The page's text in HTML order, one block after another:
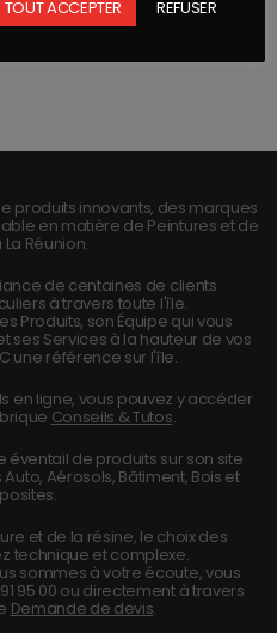
produits innovants, des marques
en matière de Peintures et de
Réunion.
de centaines de clients
à travers toute l'île.
Produits, son Équipe qui vous
ses Services à la hauteur de vos
une référence sur l'île.
en ligne, vous pouvez y accéder
Conseils & Tutos.
éventail de produits sur son site
Aérosols, Bâtiment, Bois et
et de la résine, le choix des
technique et complexe.
sommes à votre écoute, vous
95 00 ou directement à travers
Demande de devis.
TOUT ACCEPTER REFUSER